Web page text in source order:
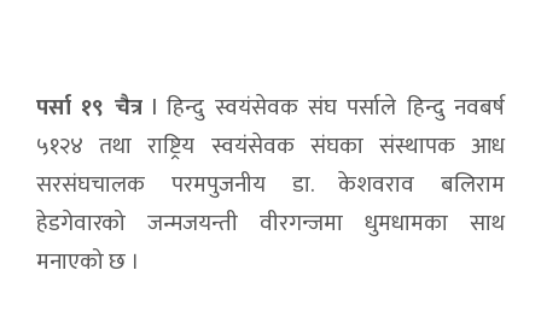
पर्सा १९ चैत्रl हिन्दु स्वयंसेवक संघ पर्साले हिन्दु नवबर्ष
५१२४ तथा राष्ट्रिय स्वयंसेवक संघका संस्थापक आध
सरसंघचालक परमपुजनीय डा. केशवराव बलिराम
हेडगेवारको जन्मजयन्ती वीरगन्जमा धुमधामका साथ
मनाएको छ ।